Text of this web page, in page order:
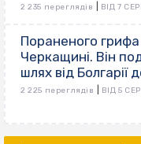
2 235 переглядів ВІД 7
Пораненого
Черкащині. Він
шлях від Болгарії
2 225 переглядів ВІД 5